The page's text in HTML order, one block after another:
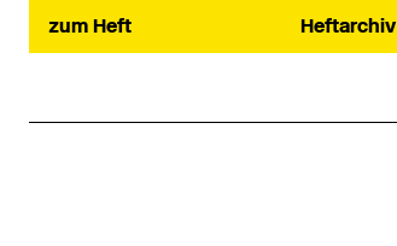
zum Heft Heftarchiv